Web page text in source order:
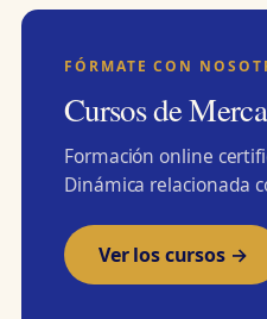
FÓRMATE CON
Cursos de
Formación online
Dinámica relacionada
Ver los cursos →